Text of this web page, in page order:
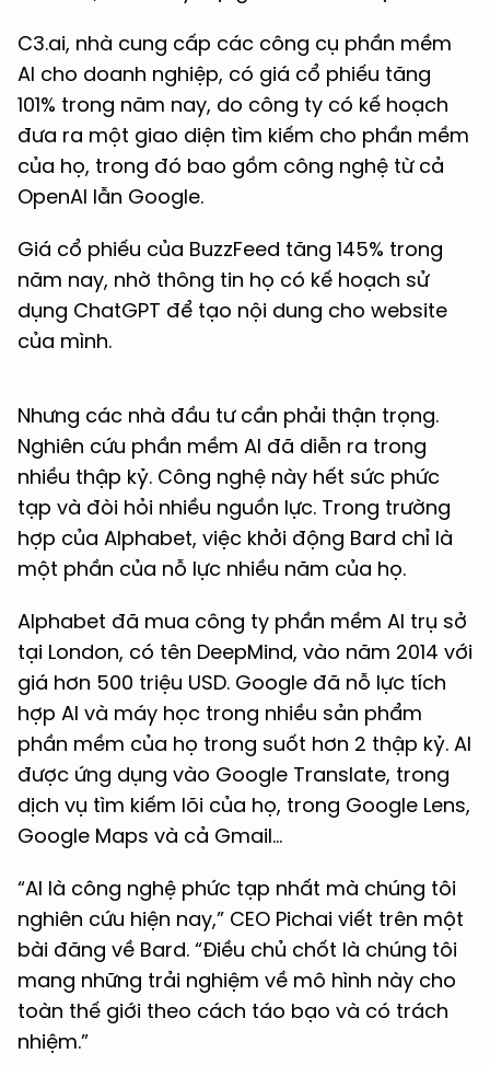
C3.ai, nhà cung cấp các công cụ phần mềm
AI cho doanh nghiệp, có giá cổ phiếu tăng
101% trong năm nay, do công ty có kế hoạch
đưa ra một giao diện tìm kiếm cho phần mềm
của họ, trong đó bao gồm công nghệ từ cả
OpenAI lẫn Google.
Giá cổ phiếu của BuzzFeed tăng 145% trong
năm nay, nhờ thông tin họ có kế hoạch sử
dụng ChatGPT để tạo nội dung cho website
của mình.
Nhưng các nhà đầu tư cần phải thận trọng.
Nghiên cứu phần mềm AI đã diễn ra trong
nhiều thập kỷ. Công nghệ này hết sức phức
tạp và đòi hỏi nhiều nguồn lực. Trong trường
hợp của Alphabet, việc khởi động Bard chỉ là
một phần của nỗ lực nhiều năm của họ.
Alphabet đã mua công ty phần mềm AI trụ sở
tại London, có tên DeepMind, vào năm 2014 với
giá hơn 500 triệu USD. Google đã nỗ lực tích
hợp AI và máy học trong nhiều sản phẩm
phần mềm của họ trong suốt hơn 2 thập kỷ. AI
được ứng dụng vào Google Translate, trong
dịch vụ tìm kiếm lõi của họ, trong Google Lens,
Google Maps và cả Gmail…
“AI là công nghệ phức tạp nhất mà chúng tôi
nghiên cứu hiện nay,” CEO Pichai viết trên một
bài đăng về Bard. “Điều chủ chốt là chúng tôi
mang những trải nghiệm về mô hình này cho
toàn thế giới theo cách táo bạo và có trách
nhiệm.”